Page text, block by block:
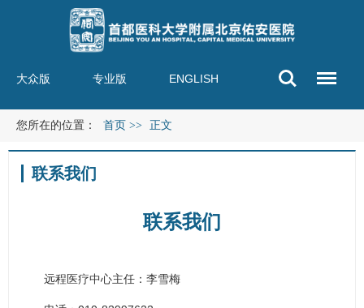
大众版 专业版 ENGLISH
您所在的位置： 首页 >> 正文
联系我们
联系我们
远程医疗中心主任： 李雪梅